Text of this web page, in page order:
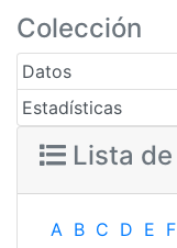
Colección
Datos
Estadísticas
Lista de
A B C D E F